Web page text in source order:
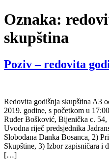
Oznaka:
skupština
Poziv – redovita
Redovita godišnja skupština A3
2019. godine, s početkom u
Ruđer Bošković, Bijenička c.
Uvodna riječ predsjednika
Slobodana Danka Bosanca, 2)
Skupštine, 3) Izbor zapisničara i
[…]